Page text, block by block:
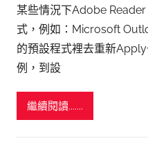
某些情況下Adobe
式，例如：Microsoft
的預設程式裡去重新
例，到設
繼續閱讀.......